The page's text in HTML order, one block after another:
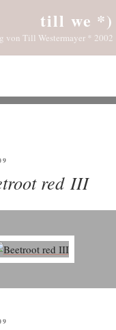
till we *)
von Till Westermayer * 2002
red III